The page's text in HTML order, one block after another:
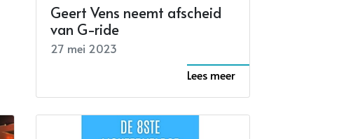
Geert Vens neemt afscheid
van G-ride
27 mei 2023
Lees meer